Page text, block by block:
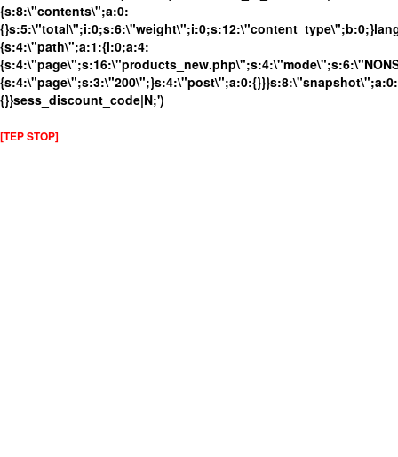
{s:8:\"contents\";a:0:
{s:4:\"path\";a:1:{i:0;a:4:
{s:4:\"page\";s:3:\"200\";}s:4:\"post\";a:0:{}}}s:8:\"snapshot\";a:0:
{}}sess_discount_code|N;')
[TEP STOP]